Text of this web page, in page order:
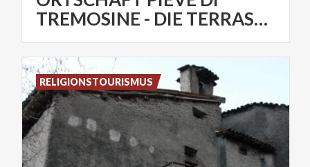
TREMOSINE - DIE TERRASSEN
RELIGIONSTOURISMUS